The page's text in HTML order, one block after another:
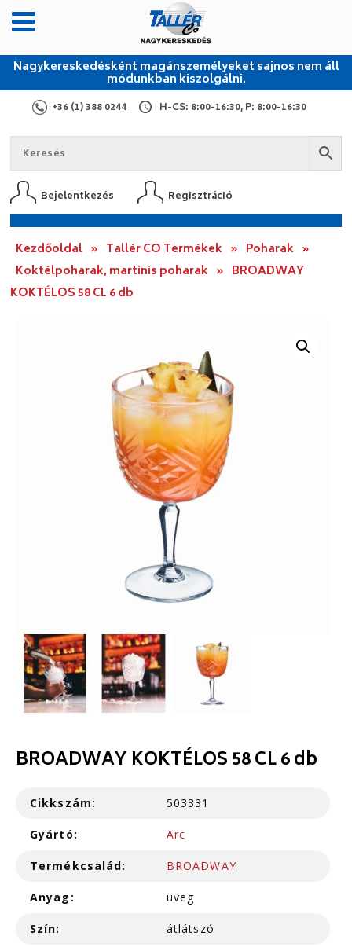
Nagykereskedésként magánszemélyeket sajnos nem áll
módunkban kiszolgálni.
+36 (1) 388 0244 H-CS: 8:00-16:30, P: 8:00-16:30
Bejelentkezés Regisztráció
Kezdőoldal » Tallér CO Termékek » Poharak »
Koktélpoharak, martinis poharak » BROADWAY
KOKTÉLOS 58 CL 6 db
BROADWAY KOKTÉLOS 58 CL 6 db
Cikkszám: 503331
Gyártó: Arc
Termékcsalád: BROADWAY
Anyag: üveg
Szín: átlátszó